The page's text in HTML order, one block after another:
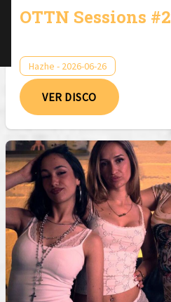
OTTN Sessions #2
Hazhe - 2026-06-26
VER DISCO